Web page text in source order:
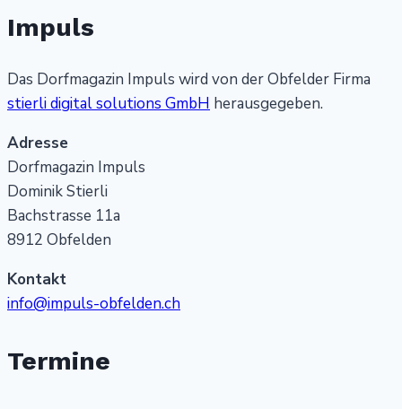
Impuls
Das Dorfmagazin Impuls wird von der Obfelder Firma
stierli digital solutions GmbH herausgegeben.
Adresse
Dorfmagazin Impuls
Dominik Stierli
Bachstrasse 11a
8912 Obfelden
Kontakt
info@impuls-obfelden.ch
Termine